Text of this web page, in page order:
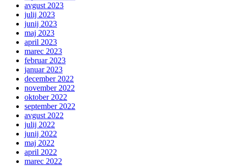
avgust 2023
julij 2023
junij 2023
maj 2023
april 2023
marec 2023
februar 2023
januar 2023
december 2022
november 2022
oktober 2022
september 2022
avgust 2022
julij 2022
junij 2022
maj 2022
april 2022
marec 2022